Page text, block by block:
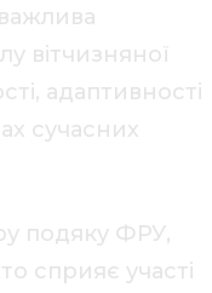
вітчизняної
адаптивності
сучасних
подяку ФРУ,
сприяє участі